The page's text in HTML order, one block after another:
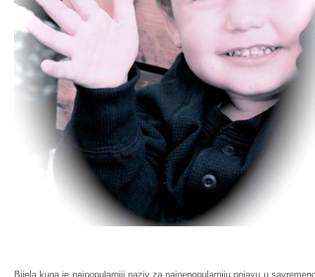
Bijela kuga je najpopularniji naziv za najnepopularniju pojavu u